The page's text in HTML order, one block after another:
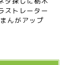
ストレーター
んがアップ